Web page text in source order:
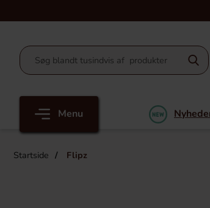
Menu
Startside Flipz